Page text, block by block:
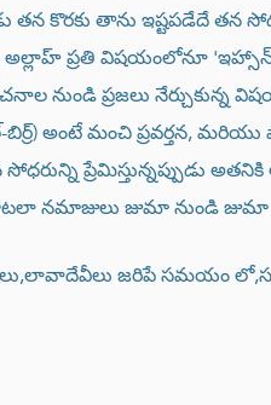
కొరకు తాను ఇష్టపడేదే తన
ప్రతి విషయంలోనూ
నుండి ప్రజలు
బిర్ర్) అంటే మంచి ప్రవర్తన,
సోధరున్ని
నమాజులు జుమా నుండి జుమా
జరిపే సమయం